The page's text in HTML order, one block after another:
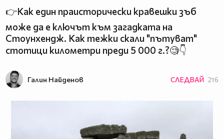
👉Как един праисторически кравешки зъб
може да е ключът към загадката на
Стоунхендж. Как тежки скали "пътуват"
стотици километри преди 5 000 г.?🧐👇
Галин Найденов СЛЕДВАЙ 216